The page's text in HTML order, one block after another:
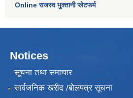
Online राजस्व भुक्तानी प्लेटफर्म
Notices
सूचना तथा समाचार
सार्वजनिक खरीद /बोलपत्र सूचना